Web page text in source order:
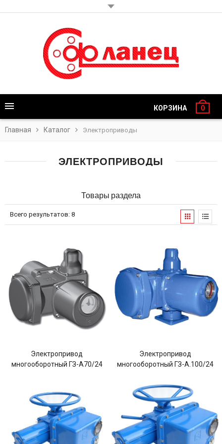
КОРЗИНА 0
Главная Каталог Электроприводы
ЭЛЕКТРОПРИВОДЫ
Товары раздела
Всего результатов: 8
Электропривод
многооборотный ГЗ-А70/24
Электропривод
многооборотный ГЗ-А.100/24